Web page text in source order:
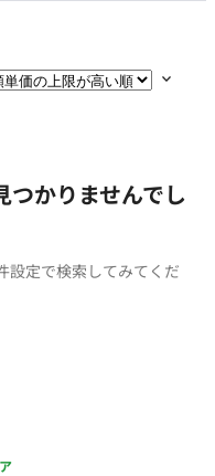
つかりませんでし
設定で検索してみてくだ